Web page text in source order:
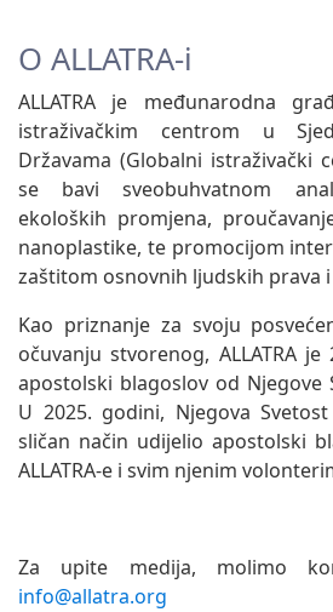
O ALLATRA-i
ALLATRA je međunarodna
istraživačkim centrom u
Državama (Globalni istraživački
se bavi sveobuhvatnom
ekoloških promjena,
nanoplastike, te promocijom
zaštitom osnovnih ljudskih prava
Kao priznanje za svoju
očuvanju stvorenog, ALLATRA
apostolski blagoslov od Njegove
U 2025. godini, Njegova
sličan način udijelio apostolski
ALLATRA-e i svim njenim
Za upite medija, molimo
info@allatra.org